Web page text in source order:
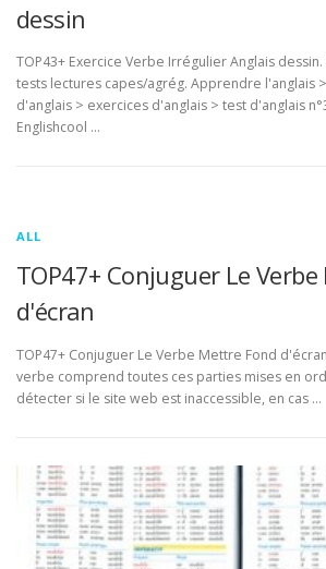
dessin
TOP43+ Exercice Verbe Irrégulier Anglais
tests lectures capes/agrég. Apprendre l'anglais
d'anglais > exercices d'anglais > test d'anglais
Englishcool …
ALL
TOP47+ Conjuguer Le
d'écran
TOP47+ Conjuguer Le Verbe Mettre Fond
verbe comprend toutes ces parties mises en
détecter si le site web est inaccessible, en cas …